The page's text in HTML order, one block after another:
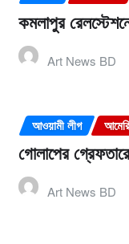
কমলাপুর
Art News BD
আওয়ামী লীগ
গোলাপের
Art News BD